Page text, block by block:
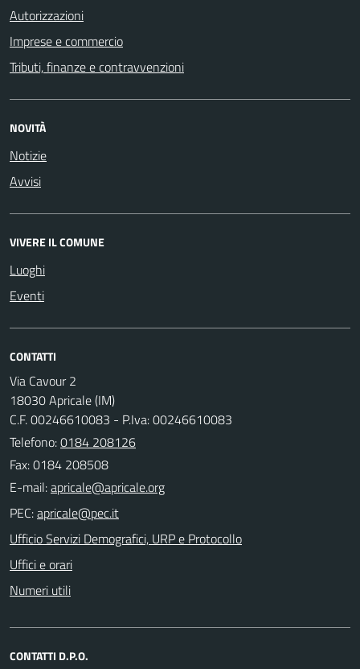
Autorizzazioni
Imprese e commercio
Tributi, finanze e contravvenzioni
NOVITÀ
Notizie
Avvisi
VIVERE IL COMUNE
Luoghi
Eventi
CONTATTI
Via Cavour 2
18030 Apricale (IM)
C.F. 00246610083 - P.Iva: 00246610083
Telefono:0184 208126
Fax: 0184 208508
E-mail:
PEC:
Ufficio Servizi Demografici, URP e Protocollo
Uffici e orari
Numeri utili
CONTATTI D.P.O.